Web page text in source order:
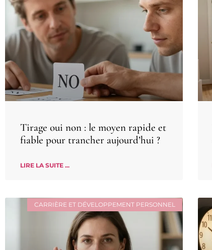
Tirage oui non : le moyen rapide et
fiable pour trancher aujourd’hui ?
LIRE LA SUITE ...
CARRIÈRE ET DÉVELOPPEMENT PERSONNEL